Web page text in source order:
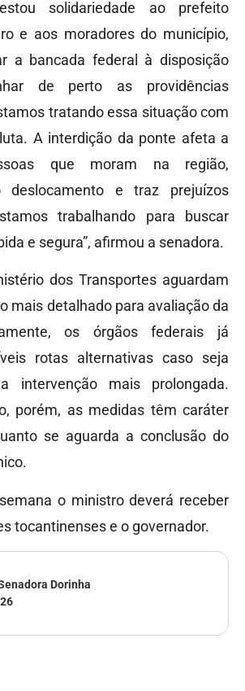
solidariedade ao prefeito
e aos moradores do município,
a bancada federal à disposição
de perto as providências
tratando essa situação com
A interdição da ponte afeta a
que moram na região,
deslocamento e traz prejuízos
trabalhando para buscar
e segura”, afirmou a senadora.
dos Transportes aguardam
mais detalhado para avaliação da
os órgãos federais já
rotas alternativas caso seja
intervenção mais prolongada.
porém, as medidas têm caráter
se aguarda a conclusão do
o ministro deverá receber
tocantinenses e o governador.
Dorinha